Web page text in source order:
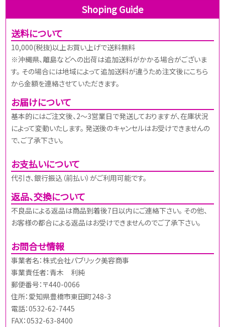
Shoping Guide
送料について
10,000(税抜)以上お買い上げで送料無料
※沖縄県、離島などへの出荷は追加送料がかかる場合がございま
す。 その場合には地域によって追加送料が違うため注文後にこちら
から金額を連絡させていただきます。
お届けについて
基本的にはご注文後、2～3営業日で発送しておりますが、在庫状況
によって変動いたします。 発送後のキャンセルはお受けできませんの
で、ご了承下さい。
お支払いについて
代引き、銀行振込（前払い）がご利用可能です。
返品、交換について
不良品による返品は商品到着後7日以内にご連絡下さい。 その他、
お客様の都合による返品はお受けできませんのでご了承下さい。
お問合せ情報
事業者名：株式会社パブリック美容商事
事業責任者：青木 利純
郵便番号：〒440-0066
住所：愛知県豊橋市東田町248-3
電話：0532-62-7445
FAX：0532-63-8400